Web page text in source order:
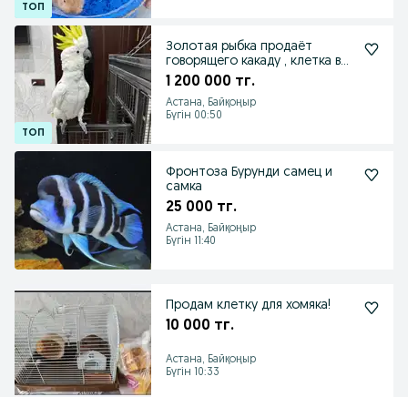
Золотая рыбка продаёт
говорящего какаду , клетка в
подарок
1 200 000 тг.
Астана, Байқоңыр
Бүгін 00:50
Фронтоза Бурунди самец и
самка
25 000 тг.
Астана, Байқоңыр
Бүгін 11:40
Продам клетку для хомяка!
10 000 тг.
Астана, Байқоңыр
Бүгін 10:33